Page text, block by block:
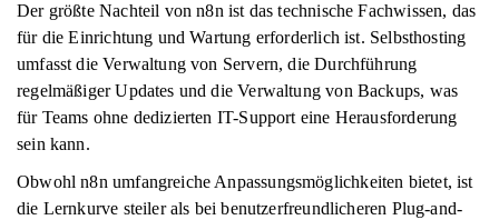
Der größte Nachteil von n8n ist das technische Fachwissen, das
für die Einrichtung und Wartung erforderlich ist. Selbsthosting
umfasst die Verwaltung von Servern, die Durchführung
regelmäßiger Updates und die Verwaltung von Backups, was
für Teams ohne dedizierten IT-Support eine Herausforderung
sein kann.
Obwohl n8n umfangreiche Anpassungsmöglichkeiten bietet, ist
die Lernkurve steiler als bei benutzerfreundlicheren Plug-and-